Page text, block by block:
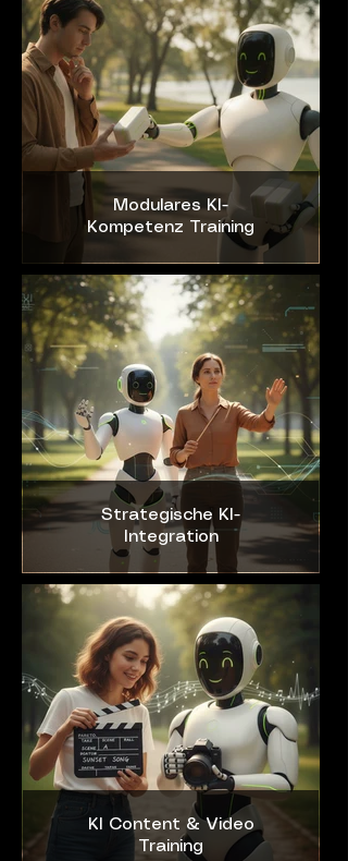
Modulares KI-
Kompetenz Training
Strategische KI-
Integration
KI Content & Video
Training